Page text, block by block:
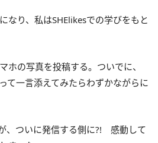
なり、私はSHElikesでの学びをもと
ホの写真を投稿する。ついでに、
て一言添えてみたらわずかながらに
、ついに発信する側に?! 感動して